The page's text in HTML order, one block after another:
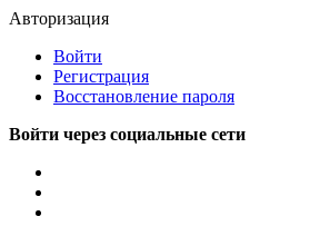
Авторизация
Войти
Регистрация
Восстановление пароля
Войти через социальные сети